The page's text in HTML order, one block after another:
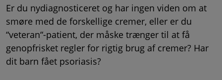
Er du nydiagnosticeret og har ingen viden om at
smøre med de forskellige cremer, eller er du
“veteran“-patient, der måske trænger til at få
genopfrisket regler for rigtig brug af cremer? Har
dit barn fået psoriasis?